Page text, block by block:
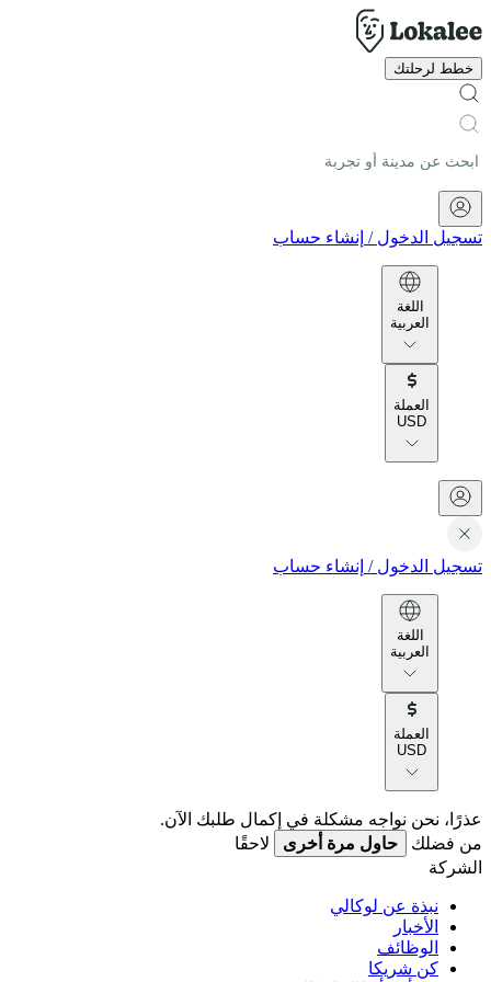
خطط لرحلتك
تسجيل الدخول / إنشاء حساب
اللغة
العربية
العملة
USD
تسجيل الدخول / إنشاء حساب
اللغة
العربية
العملة
USD
عذرًا، نحن نواجه مشكلة في إكمال طلبك الآن.
من فضلك
حاول مرة أخرى
لاحقًا
الشركة
نبذة عن لوكالي
الأخبار
الوظائف
كن شريكا